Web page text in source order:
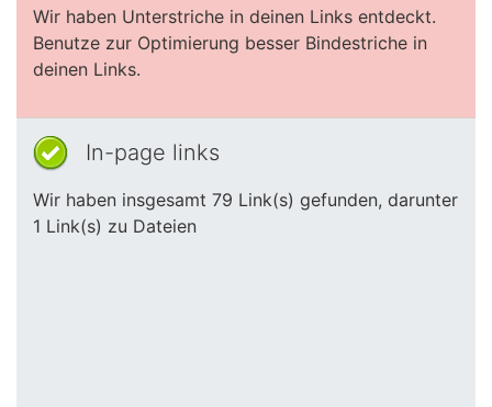
Wir haben Unterstriche in deinen Links entdeckt.
Benutze zur Optimierung besser Bindestriche in
deinen Links.
In-page links
Wir haben insgesamt 79 Link(s) gefunden, darunter
1 Link(s) zu Dateien